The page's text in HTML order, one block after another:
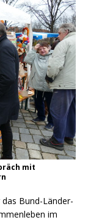
mit
Bund-Länder-
im